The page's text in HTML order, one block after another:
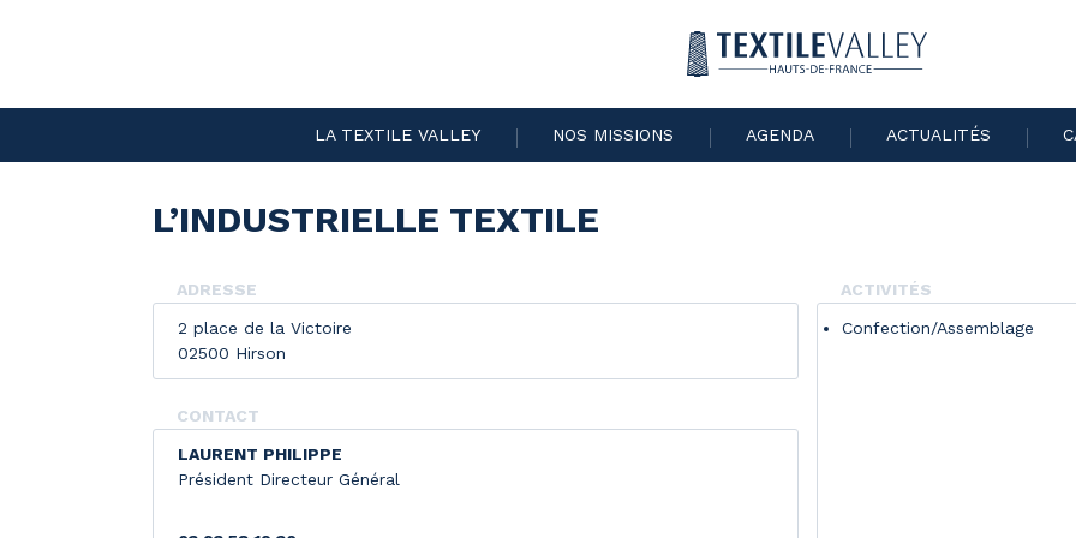
LA TEXTILE VALLEY NOS MISSIONS AGENDA ACTUALITÉS
L’INDUSTRIELLE TEXTILE
ADRESSE
2 place de la Victoire
02500 Hirson
CONTACT
LAURENT PHILIPPE
Président Directeur Général
ACTIVITÉS
Confection/Assemblage